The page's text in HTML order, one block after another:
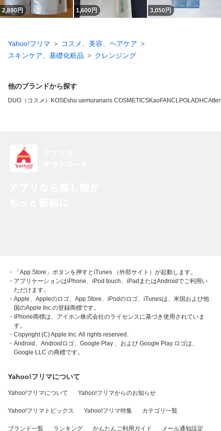
2,880円 1,600円 3,050円
Yahoo!フリマ
コスメ、美容、ヘアケア
スキンケア、基礎化粧品
クレンジング
他のブランドから探す
DUO（コスメ） KOSEshu uemuranaris COSMETICSKaoFANCLPOLADHC
・「App Store」ボタンを押すとiTunes （外部サイト）が起動します。
・アプリケーションはiPhone、iPod touch、iPadまたはAndroidでご利用い
ただけます。
・Apple、Appleのロゴ、App Store、iPodのロゴ、iTunesは、米国および他
国のApple Inc.の登録商標です。
・iPhone商標は、アイホン株式会社のライセンスに基づき使用されていま
す。
・Copyright (C) Apple Inc. All rights reserved.
・Android、Androidロゴ、Google Play 、および Google Play ロゴは、
Google LLC の商標です。
Yahoo!フリマについて
Yahoo!フリマについて Yahoo!フリマからのお知らせ
Yahoo!フリマトピックス Yahoo!フリマ特集 カテゴリ一覧
ブランド一覧 ランキング かんたんご利用ガイド メール通知設定